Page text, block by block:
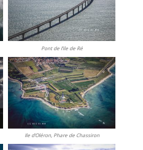
Pont de l’ïle de Ré
Ile d’Oléron, Phare de Chassiron